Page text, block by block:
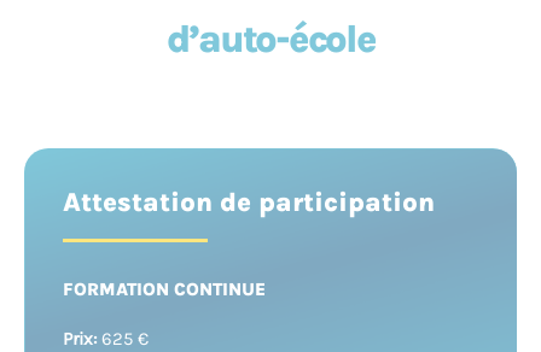
d’auto-école
Attestation de participation
FORMATION CONTINUE
Prix: 625 €